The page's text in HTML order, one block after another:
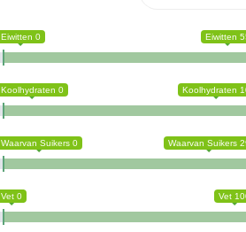
Eiwitten 0 Eiwitten
Koolhydraten 0 Koolhydraten
Waarvan Suikers 0 Waarvan Suikers
Vet 0 Vet